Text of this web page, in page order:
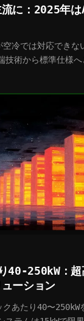
に：2025年
空冷では対応できな
技術から標準仕様へ
40-250kW：超
ーション
あたり40〜250kW